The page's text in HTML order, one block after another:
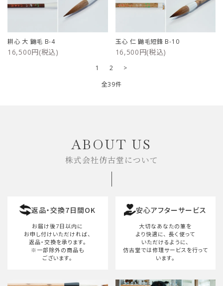
耕心 大 鼬毛 B-4
16,500円(税込)
玉心 仁 鼬毛短鋒 B-10
16,500円(税込)
1 2
>
全39件
検索する
ABOUT US
株式会社仿古堂について
返品・交換7日間OK
お届け後7日以内に
お申し付けいただければ、
返品・交換を承ります。
※一部除外の商品も
ございます。
安心アフターサービス
大切なあなたの筆を
より快適に、 長く使って
いただけるように、
仿古堂では修理サービスを行って
います。